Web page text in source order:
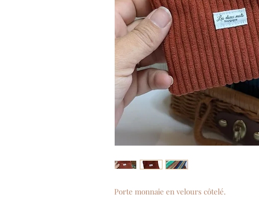
Porte monnaie en velours côtelé.